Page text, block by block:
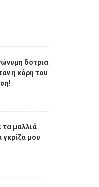
δότρια
η κόρη του
τα μαλλιά
μου